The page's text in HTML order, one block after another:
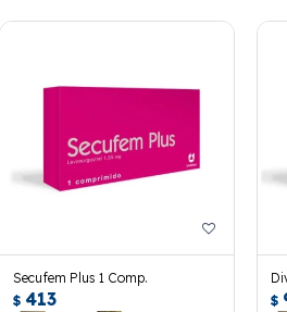
Secufem Plus 1 Comp.
$ 413 $